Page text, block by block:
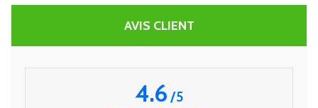
AVIS CLIENT
4.6/5